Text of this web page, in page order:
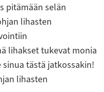
pitämään selän
lihasten
lihakset tukevat monia
tästä jatkossakin!
lihasten